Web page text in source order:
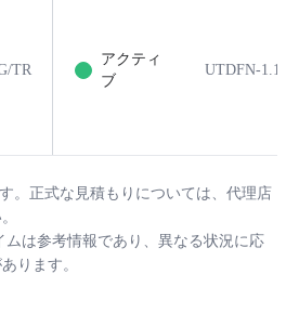
TR
アクティ
ブ
UTDFN-
。正式な見積もりについては、代理店
ムは参考情報であり、異なる状況に応
ります。